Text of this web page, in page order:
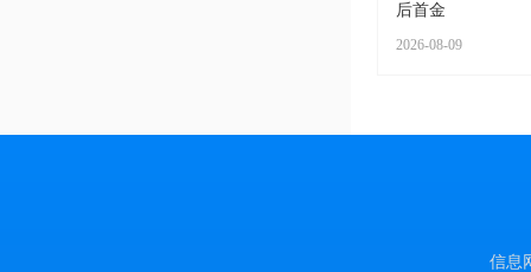
后首金
2026-08-09
信息